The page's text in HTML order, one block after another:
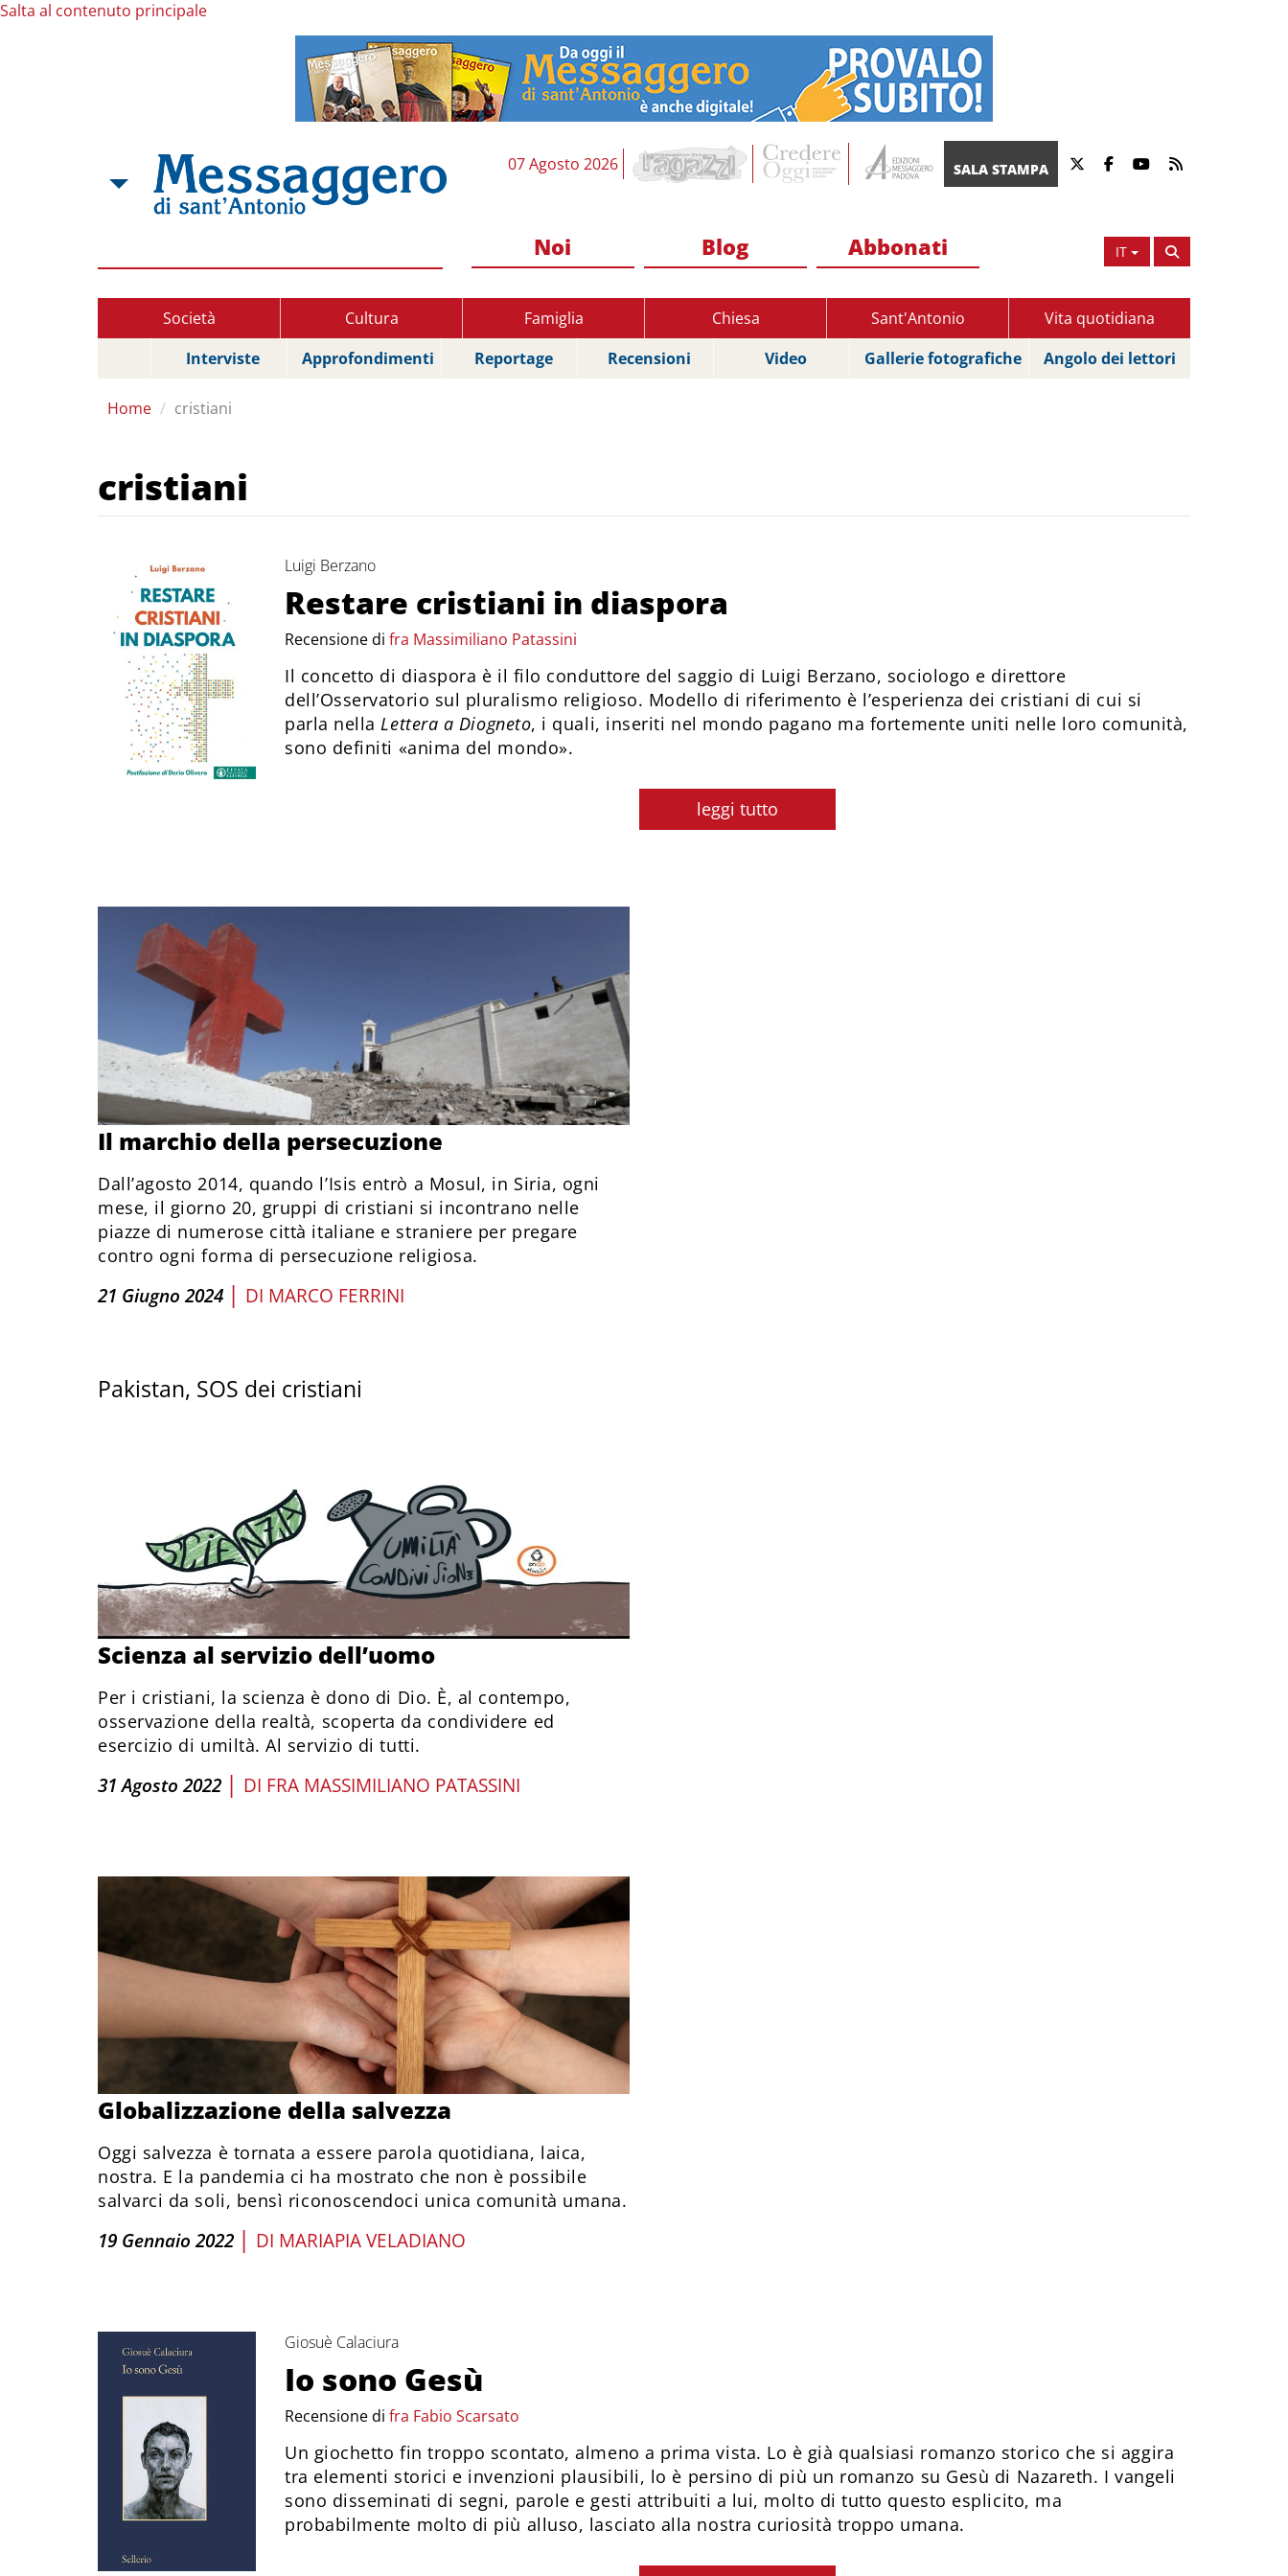
Salta al contenuto principale
07 Agosto 2026 SALA STAMPA
IT
Noi Blog Abbonati
Società Cultura Famiglia Chiesa Sant'Antonio
Vita quotidiana
Interviste
Approfondimenti Reportage Recensioni Video Gallerie fotografiche Angolo dei lettori
Home cristiani
cristiani
Luigi Berzano
Restare cristiani in diaspora
Recensione di fra Massimiliano Patassini
Il concetto di diaspora è il filo conduttore del saggio di Luigi Berzano, sociologo e direttore
dell’Osservatorio sul pluralismo religioso. Modello di riferimento è l’esperienza dei cristiani di cui si
parla nellaLettera a Diogneto, i quali, inseriti nel mondo pagano ma fortemente uniti nelle loro comunità,
sono definiti «anima del mondo».
leggi tutto
Il marchio della persecuzione
Dall’agosto 2014, quando l’Isis entrò a Mosul, in Siria, ogni
mese, il giorno 20, gruppi di cristiani si incontrano nelle
piazze di numerose città italiane e straniere per pregare
contro ogni forma di persecuzione religiosa.
21 Giugno 2024 | DI MARCO FERRINI
Pakistan, SOS dei cristiani
Scienza al servizio dell’uomo
Per i cristiani, la scienza è dono di Dio. È, al contempo,
osservazione della realtà, scoperta da condividere ed
esercizio di umiltà. Al servizio di tutti.
31 Agosto 2022 | DI FRA MASSIMILIANO PATASSINI
Globalizzazione della salvezza
Oggi salvezza è tornata a essere parola quotidiana, laica,
nostra. E la pandemia ci ha mostrato che non è possibile
salvarci da soli, bensì riconoscendoci unica comunità umana.
19 Gennaio 2022 | DI MARIAPIA VELADIANO
Giosuè Calaciura
Io sono Gesù
Recensione di fra Fabio Scarsato
Un giochetto fin troppo scontato, almeno a prima vista. Lo è già qualsiasi romanzo storico che si aggira
tra elementi storici e invenzioni plausibili, lo è persino di più un romanzo su Gesù di Nazareth. I vangeli
sono disseminati di segni, parole e gesti attribuiti a lui, molto di tutto questo esplicito, ma
probabilmente molto di più alluso, lasciato alla nostra curiosità troppo umana.